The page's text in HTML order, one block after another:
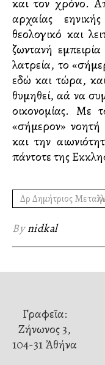
και τον χρόνο.
αρχαίας
θεολογικό και
ζωντανή
λατρεία, το
εδώ και τώρα,
θυμηθεί, αλλά να
οικονομίας. Με
«σήμερον»
και την
πάντοτε της
Δρ Δημήτριος
Bynidkal
Γραφεῖα:
Ζήνωνος 3,
104-31 Ἀθήνα